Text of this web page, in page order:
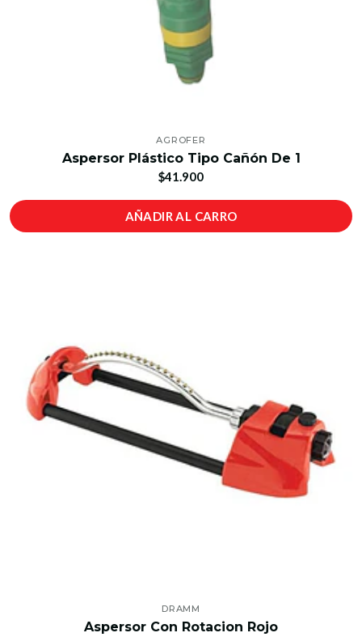
AGROFER
Aspersor Plástico Tipo Cañón De 1
$41.900
AÑADIR AL CARRO
DRAMM
Aspersor Con Rotacion Rojo